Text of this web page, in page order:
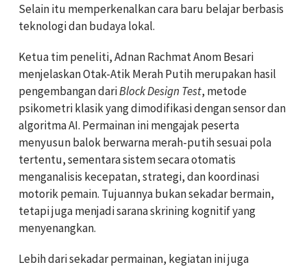
Selain itu memperkenalkan cara baru belajar berbasis
teknologi dan budaya lokal.
Ketua tim peneliti, Adnan Rachmat Anom Besari
menjelaskan Otak-Atik Merah Putih merupakan hasil
pengembangan dariBlock Design Test, metode
psikometri klasik yang dimodifikasi dengan sensor dan
algoritma AI. Permainan ini mengajak peserta
menyusun balok berwarna merah-putih sesuai pola
tertentu, sementara sistem secara otomatis
menganalisis kecepatan, strategi, dan koordinasi
motorik pemain. Tujuannya bukan sekadar bermain,
tetapi juga menjadi sarana skrining kognitif yang
menyenangkan.
Lebih dari sekadar permainan, kegiatan ini juga